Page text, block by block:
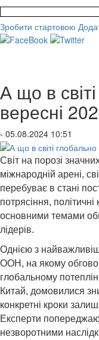
Зробити стартовою
А що в
вересні
- 05.08.2024 10:51
Світ на порозі
міжнародній арені,
перебуває в стані
потрясіння,
основними темами
лідерів.
Однією з
ООН, на якому
глобальному
Китай, домовилися
конкретні кроки
Експерти
незворотними